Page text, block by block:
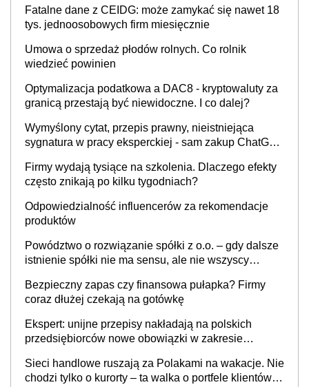
Fatalne dane z CEIDG: może zamykać się nawet 18
tys. jednoosobowych firm miesięcznie
Umowa o sprzedaż płodów rolnych. Co rolnik
wiedzieć powinien
Optymalizacja podatkowa a DAC8 - kryptowaluty za
granicą przestają być niewidoczne. I co dalej?
Wymyślony cytat, przepis prawny, nieistniejąca
sygnatura w pracy eksperckiej - sam zakup ChatGPT
Firmy wydają tysiące na szkolenia. Dlaczego efekty
często znikają po kilku tygodniach?
Odpowiedzialność influencerów za rekomendacje
produktów
Powództwo o rozwiązanie spółki z o.o. – gdy dalsze
istnienie spółki nie ma sensu, ale nie wszyscy
Bezpieczny zapas czy finansowa pułapka? Firmy
coraz dłużej czekają na gotówkę
Ekspert: unijne przepisy nakładają na polskich
przedsiębiorców nowe obowiązki w zakresie
Sieci handlowe ruszają za Polakami na wakacje. Nie
chodzi tylko o kurorty – ta walka o portfele klientów